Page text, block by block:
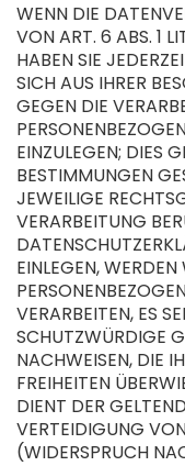
WENN DIE
VON ART. 6 ABS. 1
HABEN SIE
SICH AUS IHRER
GEGEN DIE
EINZULEGEN; DIES
BESTIMMUNGEN
JEWEILIGE
VERARBEITUNG
EINLEGEN,
VERARBEITEN, ES
SCHUTZWÜRDIGE
NACHWEISEN, DIE
FREIHEITEN
DIENT DER
VERTEIDIGUNG
(WIDERSPRUCH